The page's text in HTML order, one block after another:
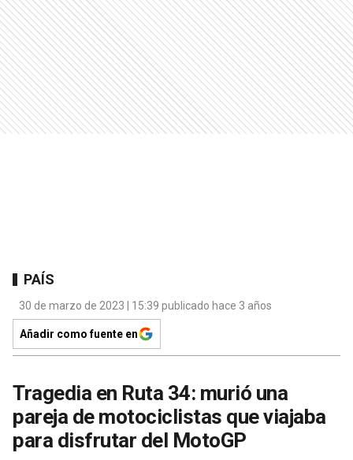
PAÍS
30 de marzo de 2023 | 15:39 publicado hace 3 años
Añadir como fuente en
Tragedia en Ruta 34: murió una
pareja de motociclistas que viajaba
para disfrutar del MotoGP